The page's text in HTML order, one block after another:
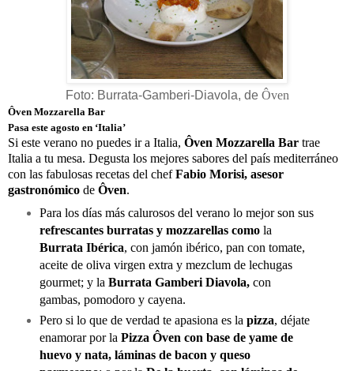
Foto: Burrata-Gamberi-Diavola, de Ôven
Ôven Mozzarella Bar
Pasa este agosto en ‘Italia’
Si este verano no puedes ir a Italia, Ôven Mozzarella Bar trae
Italia a tu mesa. Degusta los mejores sabores del país mediterráneo
con las fabulosas recetas del chefFabio Morisi, asesor
gastronómico de Ôven.
Para los días más calurosos del verano lo mejor son sus
refrescantes burratas y mozzarellas como la
Burrata Ibérica, con jamón ibérico, pan con tomate,
aceite de oliva virgen extra y mezclum de lechugas
gourmet; y la Burrata Gamberi Diavola, con
gambas, pomodoro y cayena.
Pero si lo que de verdad te apasiona es la pizza, déjate
enamorar por la Pizza Ôven con base de yame de
huevo y nata, láminas de bacon y queso